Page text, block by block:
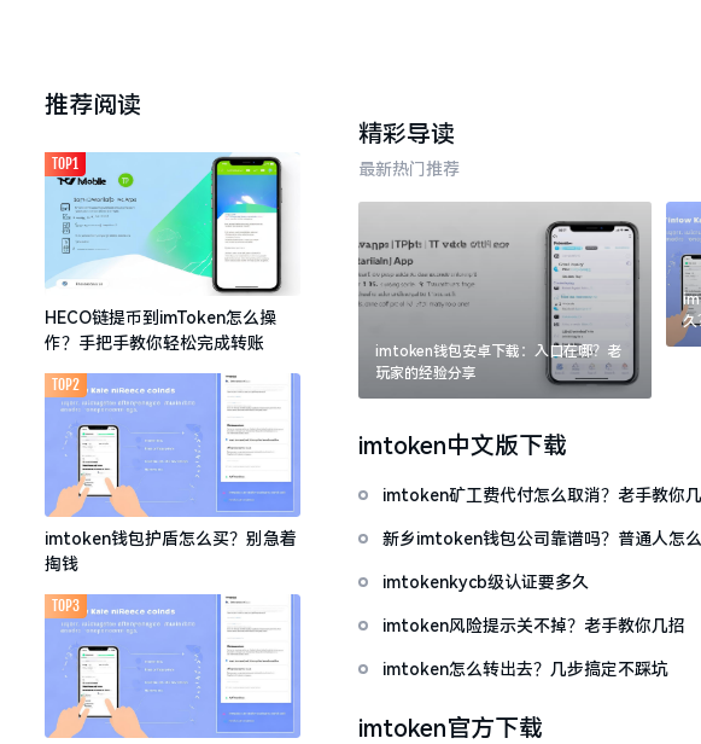
推荐阅读
HECO链提币到imToken怎么操
作？手把手教你轻松完成转账
TOP1
imtoken钱包护盾怎么买？别急着
掏钱
TOP2
TOP3
精彩导读
最新热门推荐
imtoken钱包安卓下载：入口在哪？老
玩家的经验分享
久
imtoken中文版下载
imtoken矿工费代付怎么取消？老手教你
新乡imtoken钱包公司靠谱吗？普通人怎
imtokenkycb级认证要多久
imtoken风险提示关不掉？老手教你几招
imtoken怎么转出去？几步搞定不踩坑
imtoken官方下载